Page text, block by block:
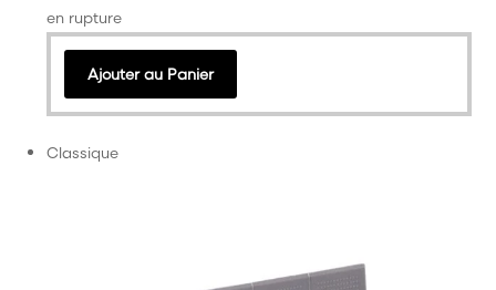
en rupture
Ajouter au Panier
Classique